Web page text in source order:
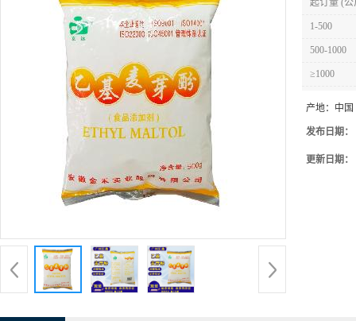
起订量 (公
1-500
500-1000
≥1000
产地： 中国
发布日期：
更新日期：